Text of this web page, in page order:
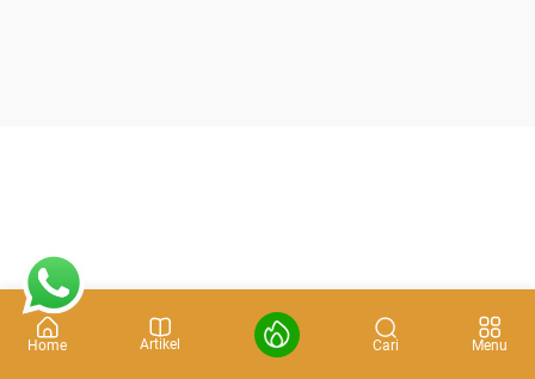
Home Artikel Cari Menu